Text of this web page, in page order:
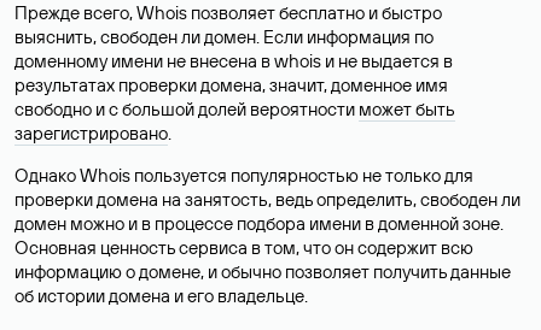
Прежде всего, Whois позволяет бесплатно и быстро
выяснить, свободен ли домен. Если информация по
доменному имени не внесена в whois и не выдается в
результатах проверки домена, значит, доменное имя
свободно и с большой долей вероятности может быть
зарегистрировано.
Однако Whois пользуется популярностью не только для
проверки домена на занятость, ведь определить, свободен ли
домен можно и в процессе подбора имени в доменной зоне.
Основная ценность сервиса в том, что он содержит всю
информацию о домене, и обычно позволяет получить данные
об истории домена и его владельце.